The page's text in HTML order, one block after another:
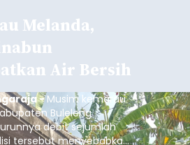
Melanda,
Air Bersih
-Musim kemarau
Buleleng
debit sejumlah
tersebut menyebabkan